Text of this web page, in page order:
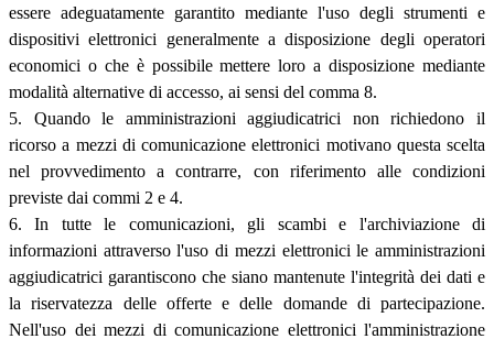
essere adeguatamente garantito mediante l'uso degli strumenti e
dispositivi elettronici generalmente a disposizione degli operatori
economici o che è possibile mettere loro a disposizione mediante
modalità alternative di accesso, ai sensi del comma 8.
5. Quando le amministrazioni aggiudicatrici non richiedono il
ricorso a mezzi di comunicazione elettronici motivano questa scelta
nel provvedimento a contrarre, con riferimento alle condizioni
previste dai commi 2 e 4.
6. In tutte le comunicazioni, gli scambi e l'archiviazione di
informazioni attraverso l'uso di mezzi elettronici le amministrazioni
aggiudicatrici garantiscono che siano mantenute l'integrità dei dati e
la riservatezza delle offerte e delle domande di partecipazione.
Nell'uso dei mezzi di comunicazione elettronici l'amministrazione